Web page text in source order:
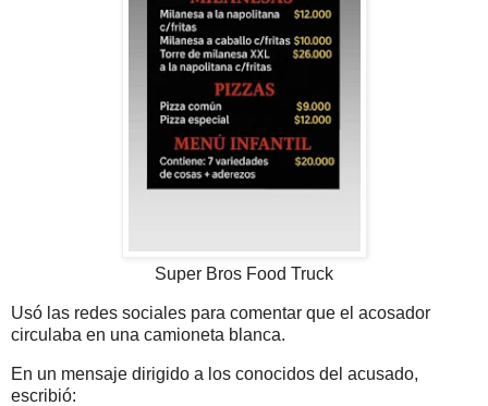
Super Bros Food Truck
Usó las redes sociales para comentar que el acosador
circulaba en una camioneta blanca.
En un mensaje dirigido a los conocidos del acusado,
escribió: